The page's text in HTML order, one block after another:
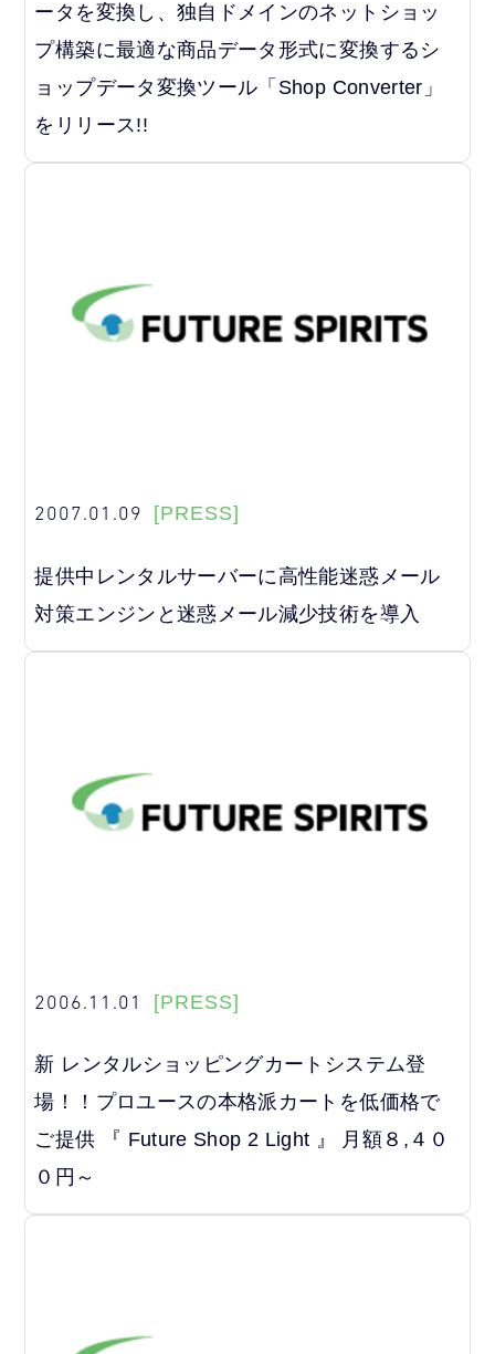
ータを変換し、独自ドメインのネットショッ
プ構築に最適な商品データ形式に変換するシ
ョップデータ変換ツール「Shop Converter」
をリリース!!
2007.01.09 [PRESS]
提供中レンタルサーバーに高性能迷惑メール
対策エンジンと迷惑メール減少技術を導入
2006.11.01 [PRESS]
新 レンタルショッピングカートシステム登
場！！プロユースの本格派カートを低価格で
ご提供 『 Future Shop 2 Light 』 月額８,４０
０円～